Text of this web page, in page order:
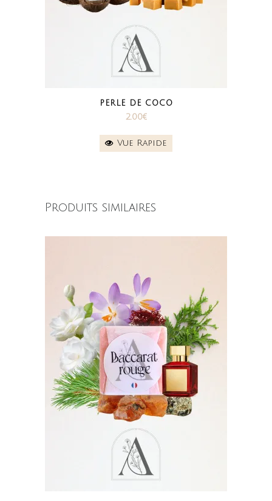
PERLE DE COCO
2.00€
Vue Rapide
Produits similaires